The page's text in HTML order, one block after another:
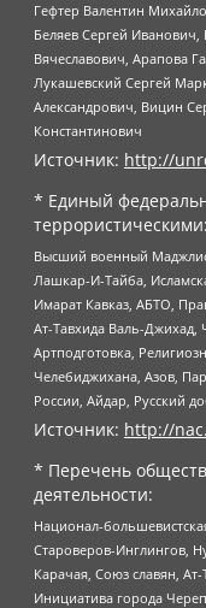
Гефтер Валентин
Беляев Сергей
Вячеславович, Арапова
Лукашевский Сергей
Александрович, Вицин
Константинович
Источник: http://
* Единый
террористическими:
Высший военный
Лашкар-И-Тайба,
Имарат Кавказ, АБТО,
Ат-Тавхида Валь-Джихад,
Артподготовка,
Челебиджихана, Азов,
России, Айдар, Русский
Источник: http://
* Перечень
деятельности:
Национал-
Староверов-Инглингов,
Карачая, Союз славян,
Инициатива города